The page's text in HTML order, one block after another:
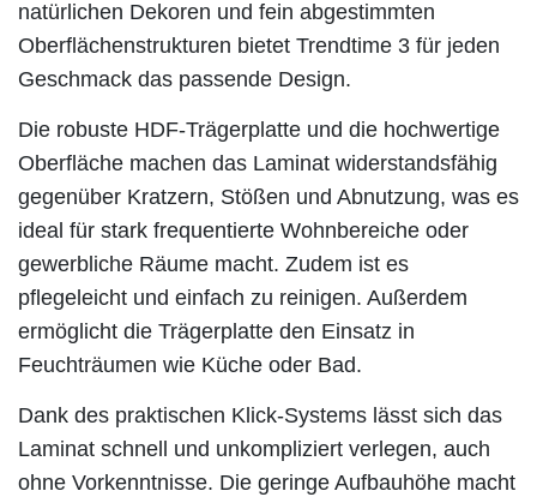
natürlichen Dekoren und fein abgestimmten
Oberflächenstrukturen bietet Trendtime 3 für jeden
Geschmack das passende Design.
Die robuste HDF-Trägerplatte und die hochwertige
Oberfläche machen das Laminat widerstandsfähig
gegenüber Kratzern, Stößen und Abnutzung, was es
ideal für stark frequentierte Wohnbereiche oder
gewerbliche Räume macht. Zudem ist es
pflegeleicht und einfach zu reinigen. Außerdem
ermöglicht die Trägerplatte den Einsatz in
Feuchträumen wie Küche oder Bad.
Dank des praktischen Klick-Systems lässt sich das
Laminat schnell und unkompliziert verlegen, auch
ohne Vorkenntnisse. Die geringe Aufbauhöhe macht